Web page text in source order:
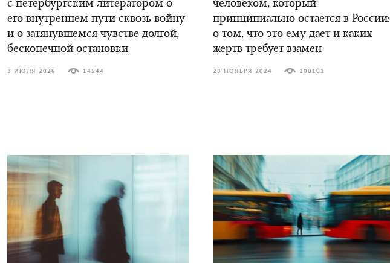
с петербургским литератором о
его внутреннем пути сквозь войну
и о затянувшемся чувстве долгой,
бесконечной остановки
3 ИЮЛЯ 2026 14544
человеком, который
принципиально остается в России:
о том, что это ему дает и каких
жертв требует взамен
28 НОЯБРЯ 2024 100101